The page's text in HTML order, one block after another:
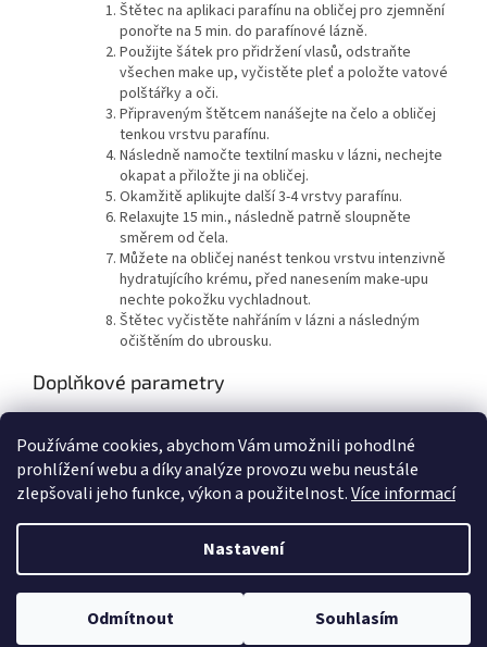
Používáme cookies, abychom Vám umožnili pohodlné
prohlížení webu a díky analýze provozu webu neustále
zlepšovali jeho funkce, výkon a použitelnost.Více informací
Nastavení
Odmítnout Souhlasím
Štětec na aplikaci parafínu na obličej pro zjemnění
ponořte na 5 min. do parafínové lázně.
Použijte šátek pro přidržení vlasů, odstraňte
všechen make up, vyčistěte pleť a položte vatové
polštářky a oči.
Připraveným štětcem nanášejte na čelo a obličej
tenkou vrstvu parafínu.
Následně namočte textilní masku v lázni, nechejte
okapat a přiložte ji na obličej.
Okamžitě aplikujte další 3-4 vrstvy parafínu.
Relaxujte 15 min., následně patrně sloupněte
směrem od čela.
Můžete na obličej nanést tenkou vrstvu intenzivně
hydratujícího krému, před nanesením make-upu
nechte pokožku vychladnout.
Štětec vyčistěte nahřáním v lázni a následným
očištěním do ubrousku.
Doplňkové parametry
Hmotnost: 2.7 kg
Vytvořil Shoptet
Copyright 2026 . Všechna práva vyhrazena.